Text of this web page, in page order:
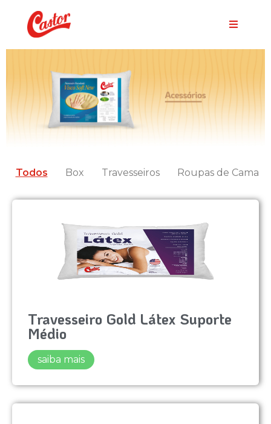
Todos Box Travesseiros Roupas de Cama
Travesseiro Gold Látex Suporte
Médio
saiba mais